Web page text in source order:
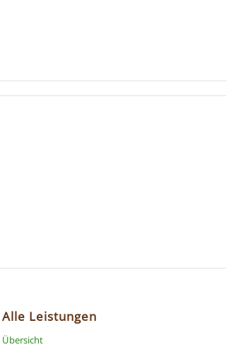
Alle Leistungen
Übersicht